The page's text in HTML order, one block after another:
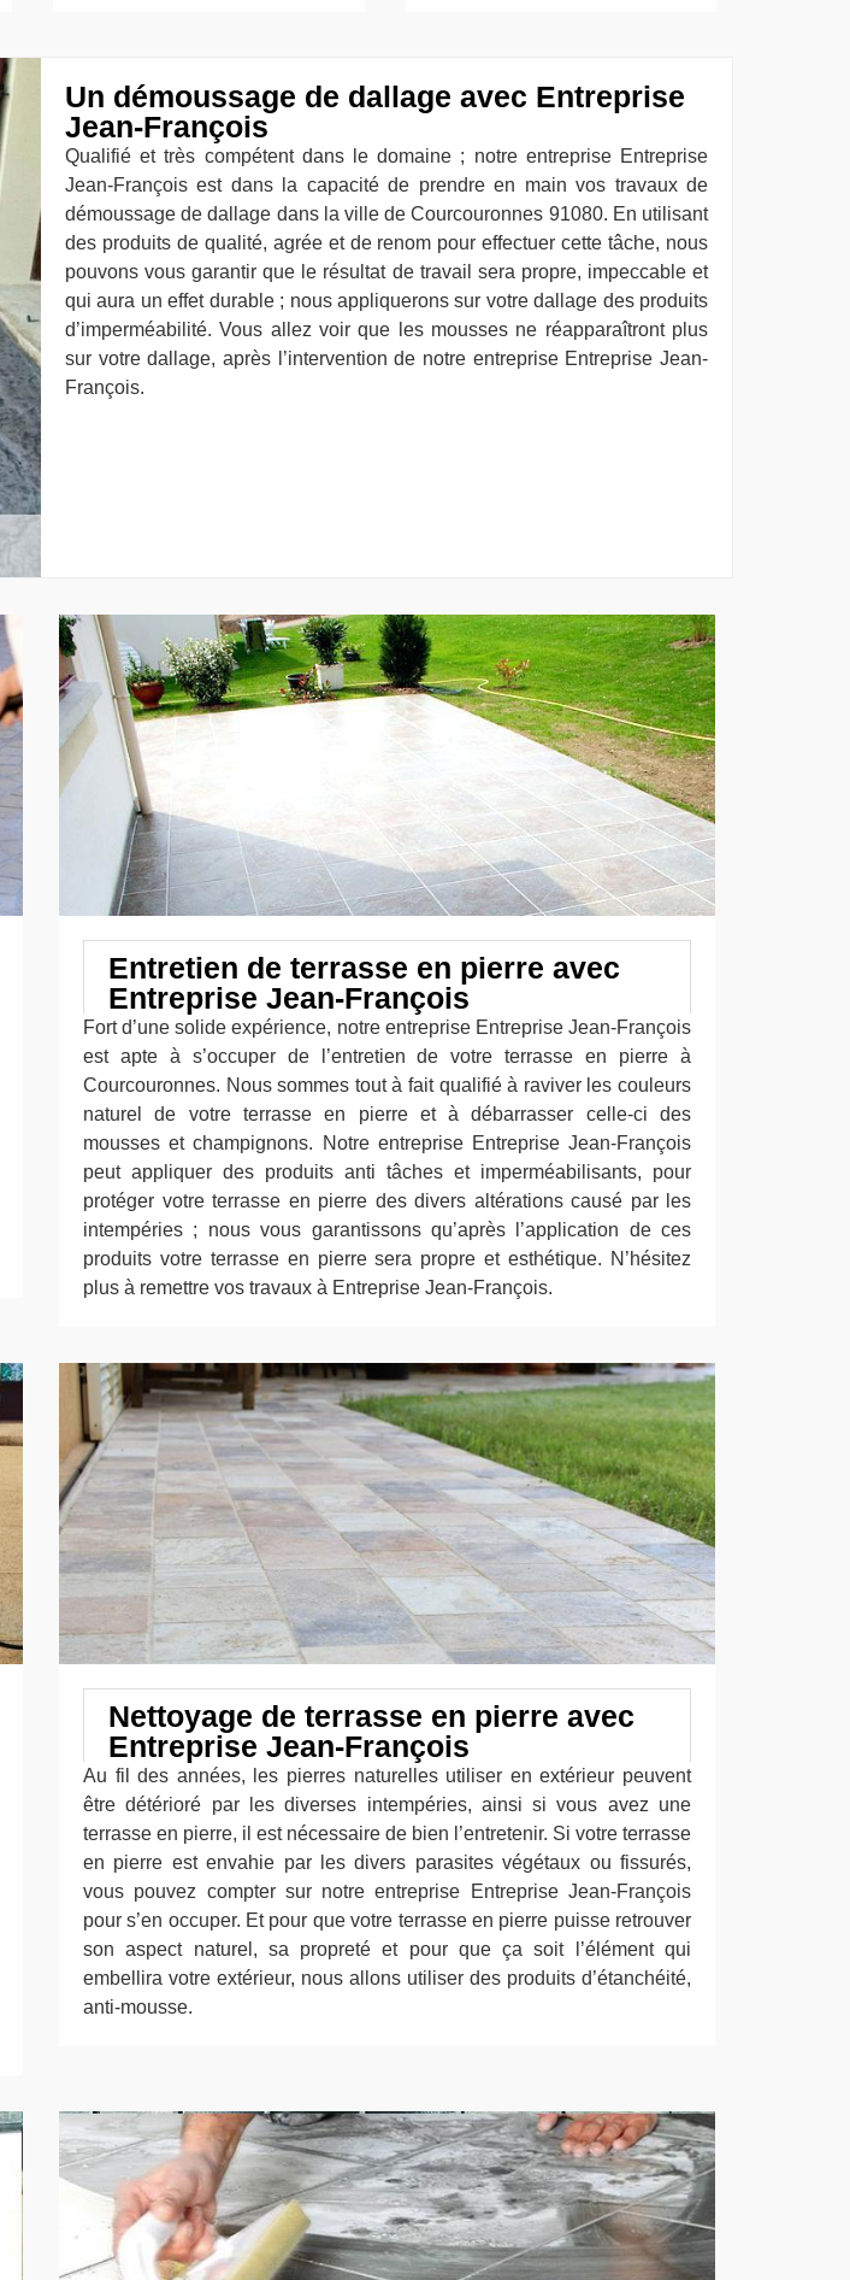
Un démoussage de dallage avec Entreprise
Jean-François
Qualifié et très compétent dans le domaine ; notre entreprise Entreprise
Jean-François est dans la capacité de prendre en main vos travaux de
démoussage de dallage dans la ville de Courcouronnes 91080. En utilisant
des produits de qualité, agrée et de renom pour effectuer cette tâche, nous
pouvons vous garantir que le résultat de travail sera propre, impeccable et
qui aura un effet durable ; nous appliquerons sur votre dallage des produits
d’imperméabilité. Vous allez voir que les mousses ne réapparaîtront plus
sur votre dallage, après l’intervention de notre entreprise Entreprise Jean-
François.
Entretien de terrasse en pierre avec
Entreprise Jean-François
Fort d’une solide expérience, notre entreprise Entreprise Jean-François
est apte à s’occuper de l’entretien de votre terrasse en pierre à
Courcouronnes. Nous sommes tout à fait qualifié à raviver les couleurs
naturel de votre terrasse en pierre et à débarrasser celle-ci des
mousses et champignons. Notre entreprise Entreprise Jean-François
peut appliquer des produits anti tâches et imperméabilisants, pour
protéger votre terrasse en pierre des divers altérations causé par les
intempéries ; nous vous garantissons qu’après l’application de ces
produits votre terrasse en pierre sera propre et esthétique. N’hésitez
plus à remettre vos travaux à Entreprise Jean-François.
Nettoyage de terrasse en pierre avec
Entreprise Jean-François
Au fil des années, les pierres naturelles utiliser en extérieur peuvent
être détérioré par les diverses intempéries, ainsi si vous avez une
terrasse en pierre, il est nécessaire de bien l’entretenir. Si votre terrasse
en pierre est envahie par les divers parasites végétaux ou fissurés,
vous pouvez compter sur notre entreprise Entreprise Jean-François
pour s’en occuper. Et pour que votre terrasse en pierre puisse retrouver
son aspect naturel, sa propreté et pour que ça soit l’élément qui
embellira votre extérieur, nous allons utiliser des produits d’étanchéité,
anti-mousse.